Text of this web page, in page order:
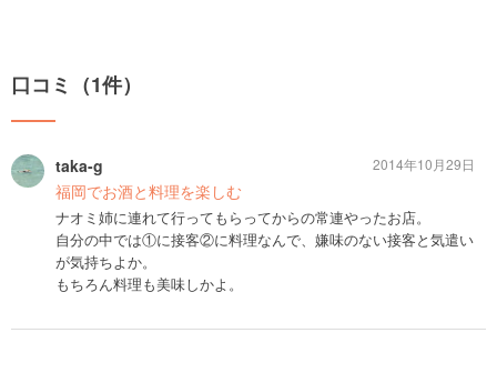
口コミ（1件）
taka-g
福岡でお酒と料理を楽しむ
ナオミ姉に連れて行ってもらってからの常連やったお店。
自分の中では①に接客②に料理なんで、嫌味のない接客と気遣い
が気持ちよか。
もちろん料理も美味しかよ。
2014年10月29日